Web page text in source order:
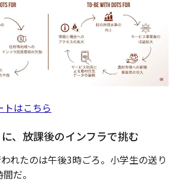
トはこちら
に、放課後のインフラで挑む
れたのは午後3時ごろ。小学生の送り
だ。